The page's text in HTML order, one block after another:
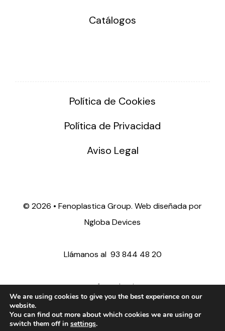
Catálogos
Política de Cookies
Política de Privacidad
Aviso Legal
© 2026 • Fenoplastica Group. Web diseñada por
Ngloba Devices
Llámanos al 93 844 48 20
ventas@fenoplastica.com
export@fenoplastica.com
We are using cookies to give you the best experience on our
website.
You can find out more about which cookies we are using or
switch them off in settings.